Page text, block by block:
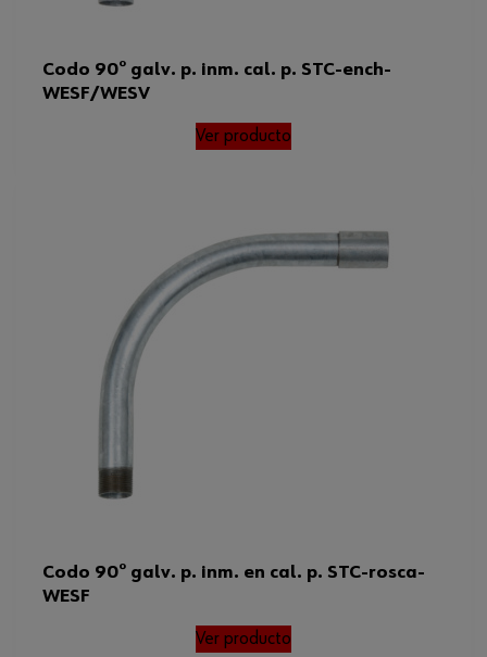
Codo 90° galv. p. inm. cal. p. STC-ench-
WESF/WESV
Ver producto
Codo 90° galv. p. inm. en cal. p. STC-rosca-
WESF
Ver producto